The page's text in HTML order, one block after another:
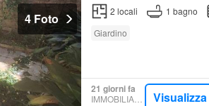
4 Foto
giardino…
2 locali 1 bagno
Giardino
21 giorni fa
IMMOBILIARE.IT